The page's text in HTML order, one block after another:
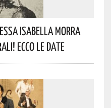
Isabella Morra
Ecco Le Date